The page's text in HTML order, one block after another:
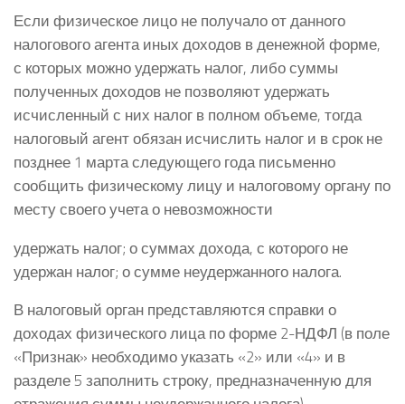
Если физическое лицо не получало от данного
налогового агента иных доходов в денежной форме,
с которых можно удержать налог, либо суммы
полученных доходов не позволяют удержать
исчисленный с них налог в полном объеме, тогда
налоговый агент обязан исчислить налог и в срок не
позднее 1 марта следующего года письменно
сообщить физическому лицу и налоговому органу по
месту своего учета о невозможности
удержать налог; о суммах дохода, с которого не
удержан налог; о сумме неудержанного налога.
В налоговый орган представляются справки о
доходах физического лица по форме 2-НДФЛ (в поле
«Признак» необходимо указать «2» или «4» и в
разделе 5 заполнить строку, предназначенную для